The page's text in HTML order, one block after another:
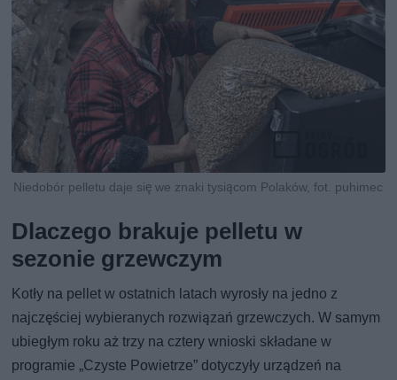
Niedobór pelletu daje się we znaki tysiącom Polaków, fot. puhimec
Dlaczego brakuje pelletu w
sezonie grzewczym
Kotły na pellet w ostatnich latach wyrosły na jedno z
najczęściej wybieranych rozwiązań grzewczych. W samym
ubiegłym roku aż trzy na cztery wnioski składane w
programie „Czyste Powietrze” dotyczyły urządzeń na